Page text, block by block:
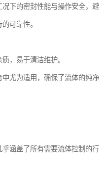
下的密封性能与操作安全，避
可靠性。
，易于清洁维护。
尤为适用，确保了流体的纯净
涵盖了所有需要流体控制的行